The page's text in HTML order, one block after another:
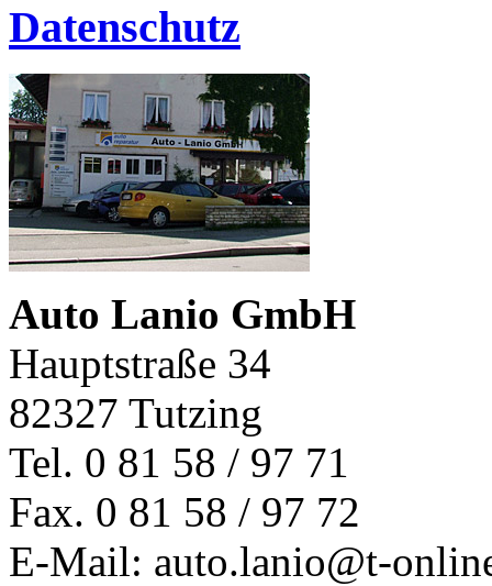
Datenschutz
Auto Lanio GmbH
Hauptstraße 34
82327 Tutzing
Tel. 0 81 58 / 97 71
Fax. 0 81 58 / 97 72
E-Mail: auto.lanio@t-